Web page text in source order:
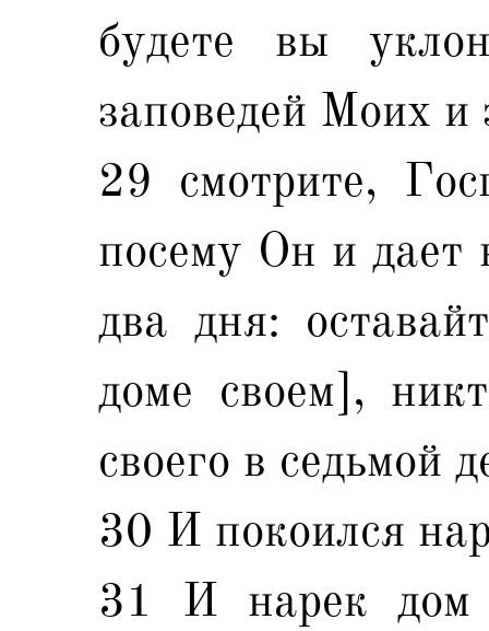
будете вы
заповедей Моих
29 смотрите,
посему Он и дает
два дня:
доме своем],
своего в седьмой
30 И покоился
31 И нарек дом